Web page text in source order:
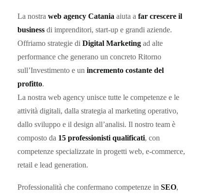
La nostra web agency Catania aiuta a far crescere il
business di imprenditori, start-up e grandi aziende.
Offriamo strategie di Digital Marketing ad alte
performance che generano un concreto Ritorno
sull’Investimento e un incremento costante del
profitto.
La nostra web agency unisce tutte le competenze e le
attività digitali, dalla strategia al marketing operativo,
dallo sviluppo e il design all’analisi. Il nostro team è
composto da 15 professionisti qualificati, con
competenze specializzate in progetti web, e-commerce,
retail e lead generation.
Professionalità che confermano competenze in SEO,